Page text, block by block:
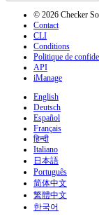
© 2026 Checker
Contact
CLI
Conditions
Politique de
API
iManage
English
Deutsch
Español
Français
हिन्दी
Italiano
日本語
Português
简体中文
繁體中文
한국어